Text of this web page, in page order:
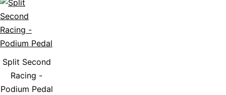
Split Second
Racing -
Podium Pedal